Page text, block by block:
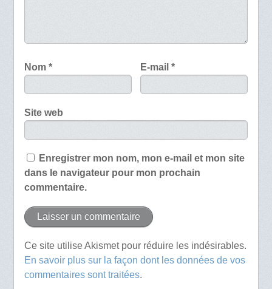
Nom * E-mail*
Site web
Enregistrer mon nom, mon e-mail et mon site
dans le navigateur pour mon prochain
commentaire.
Ce site utilise Akismet pour réduire les indésirables.
En savoir plus sur la façon dont les données de vos
commentaires sont traitées.